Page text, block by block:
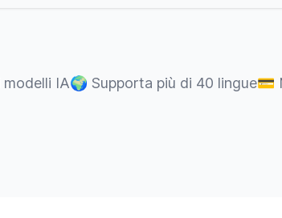
IA🌍 Supporta più di 40 lingue💳